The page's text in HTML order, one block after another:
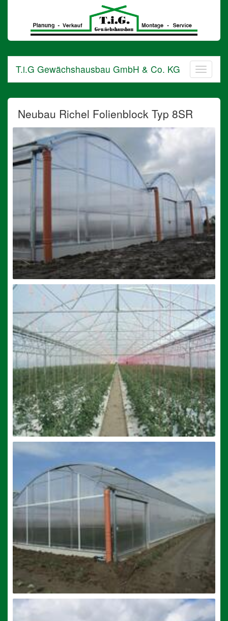
Gewächshausbau
GmbH
&
Co.
KG
in
T.i.G Gewächshausbau GmbH & Co. KG
Neubau Richel Folienblock Typ 8SR